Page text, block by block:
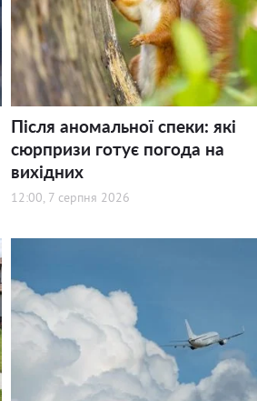
Після аномальної спеки: які
сюрпризи готує погода на
вихідних
12:00, 7 серпня 2026